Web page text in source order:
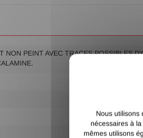
NON PEINT AVEC TRACES POSSIBLES
Nous utilisons
nécessaires à
mêmes utilisons